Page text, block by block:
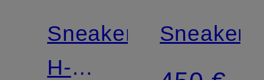
Sneaker
H-
Sneaker